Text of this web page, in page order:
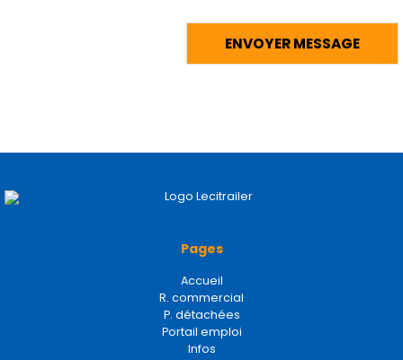
Pages
Accueil
R. commercial
P. détachées
Portail emploi
Infos